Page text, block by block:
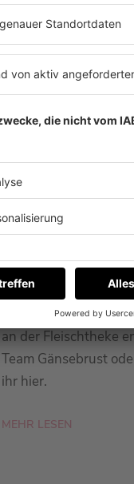
22.12.2025
RALF
KEULE?
Starkoch Ralf
an der Fleischtheke
Team Gänsebrust
ihr hier.
MEHR LESEN